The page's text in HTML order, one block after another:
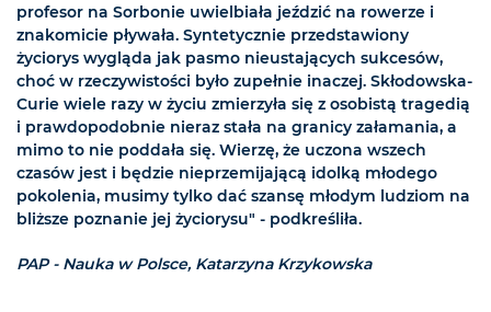
profesor na Sorbonie uwielbiała jeździć na rowerze i
znakomicie pływała. Syntetycznie przedstawiony
życiorys wygląda jak pasmo nieustających sukcesów,
choć w rzeczywistości było zupełnie inaczej. Skłodowska-
Curie wiele razy w życiu zmierzyła się z osobistą tragedią
i prawdopodobnie nieraz stała na granicy załamania, a
mimo to nie poddała się. Wierzę, że uczona wszech
czasów jest i będzie nieprzemijającą idolką młodego
pokolenia, musimy tylko dać szansę młodym ludziom na
bliższe poznanie jej życiorysu" - podkreśliła.
PAP - Nauka w Polsce, Katarzyna Krzykowska